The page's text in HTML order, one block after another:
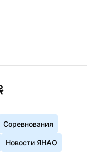
Соревнования
Новости ЯНАО